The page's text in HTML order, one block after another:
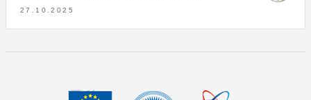
27.10.2025